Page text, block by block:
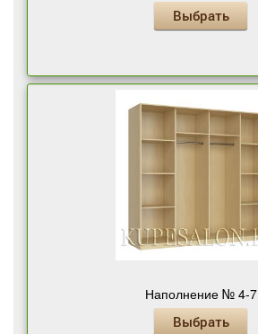
Выбрать
Наполнение № 4-7
Выбрать